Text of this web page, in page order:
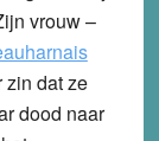
vrouw –
zin dat ze
dood naar